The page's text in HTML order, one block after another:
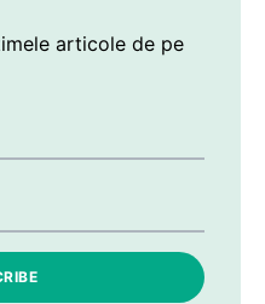
articole de pe